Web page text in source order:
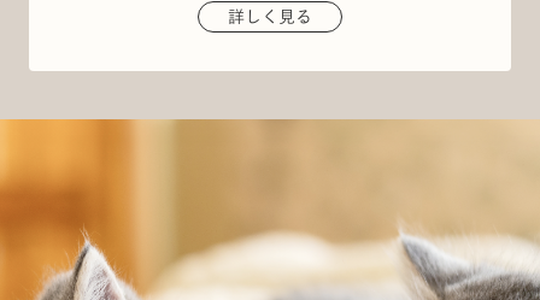
詳しく見る